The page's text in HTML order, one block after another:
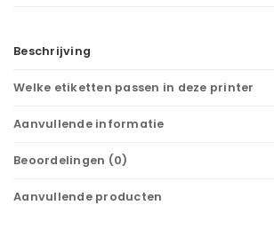
Beschrijving
Welke etiketten passen in deze printer
Aanvullende informatie
Beoordelingen (0)
Aanvullende producten